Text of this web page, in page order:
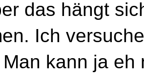
das hängt
Ich
kann ja eh